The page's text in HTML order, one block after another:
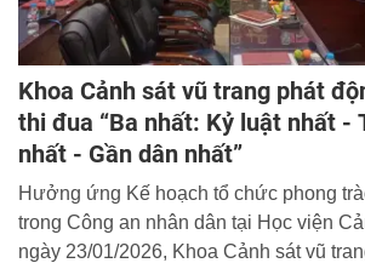
Khoa Cảnh sát vũ trang phát
thi đua “Ba nhất: Kỷ luật nhất -
nhất - Gần dân nhất”
Hưởng ứng Kế hoạch tổ chức phong
trong Công an nhân dân tại Học viện
ngày 23/01/2026, Khoa Cảnh sát vũ